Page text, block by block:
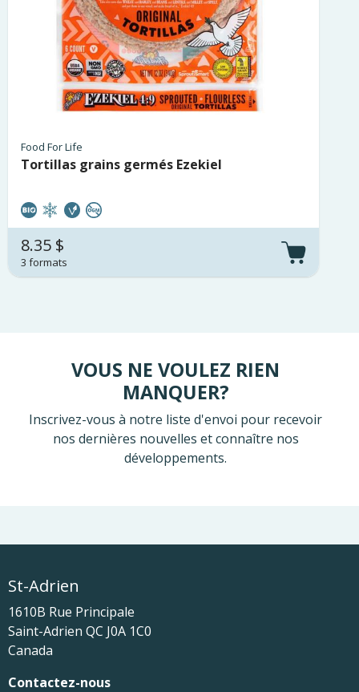
Food For Life
Tortillas grains germés Ezekiel
8.35 $
3 formats
VOUS NE VOULEZ RIEN
MANQUER?
Inscrivez-vous à notre liste d'envoi pour recevoir
nos dernières nouvelles et connaître nos
développements.
St-Adrien
1610B Rue Principale
Saint-Adrien QC J0A 1C0
Canada
Contactez-nous